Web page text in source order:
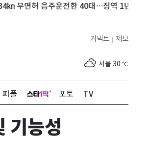
허 음주운전한 40대…징역 1년 '전기료
제보
커넥트
서울 30 ℃
피플 포토 TV
기능성